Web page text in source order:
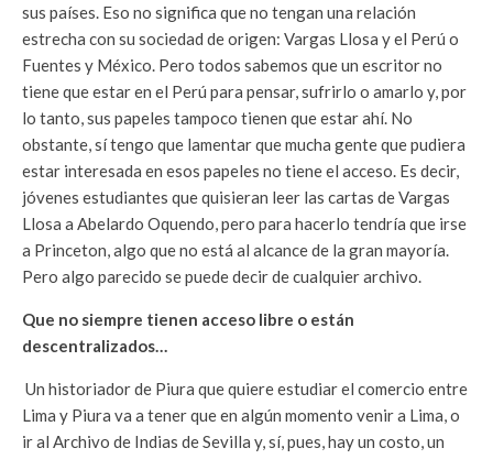
sus países. Eso no significa que no tengan una relación
estrecha con su sociedad de origen: Vargas Llosa y el Perú o
Fuentes y México. Pero todos sabemos que un escritor no
tiene que estar en el Perú para pensar, sufrirlo o amarlo y, por
lo tanto, sus papeles tampoco tienen que estar ahí. No
obstante, sí tengo que lamentar que mucha gente que pudiera
estar interesada en esos papeles no tiene el acceso. Es decir,
jóvenes estudiantes que quisieran leer las cartas de Vargas
Llosa a Abelardo Oquendo, pero para hacerlo tendría que irse
a Princeton, algo que no está al alcance de la gran mayoría.
Pero algo parecido se puede decir de cualquier archivo.
Que no siempre tienen acceso libre o están
descentralizados…
Un historiador de Piura que quiere estudiar el comercio entre
Lima y Piura va a tener que en algún momento venir a Lima, o
ir al Archivo de Indias de Sevilla y, sí, pues, hay un costo, un